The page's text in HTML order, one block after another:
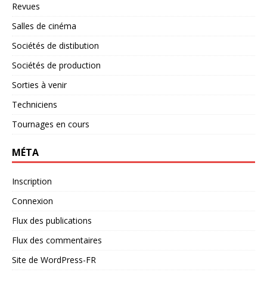
Revues
Salles de cinéma
Sociétés de distibution
Sociétés de production
Sorties à venir
Techniciens
Tournages en cours
MÉTA
Inscription
Connexion
Flux des publications
Flux des commentaires
Site de WordPress-FR